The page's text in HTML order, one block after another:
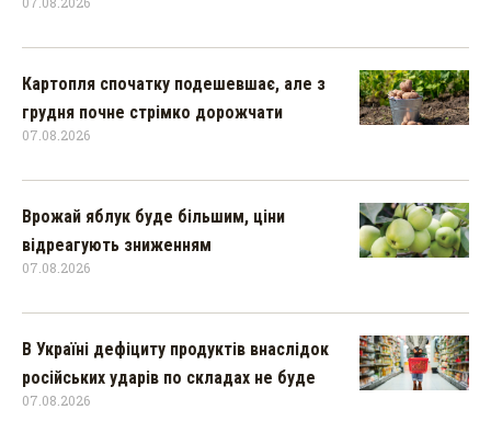
Картопля спочатку подешевшає, але з
грудня почне стрімко дорожчати
07.08.2026
Врожай яблук буде більшим, ціни
відреагують зниженням
07.08.2026
В Україні дефіциту продуктів внаслідок
російських ударів по складах не буде
07.08.2026